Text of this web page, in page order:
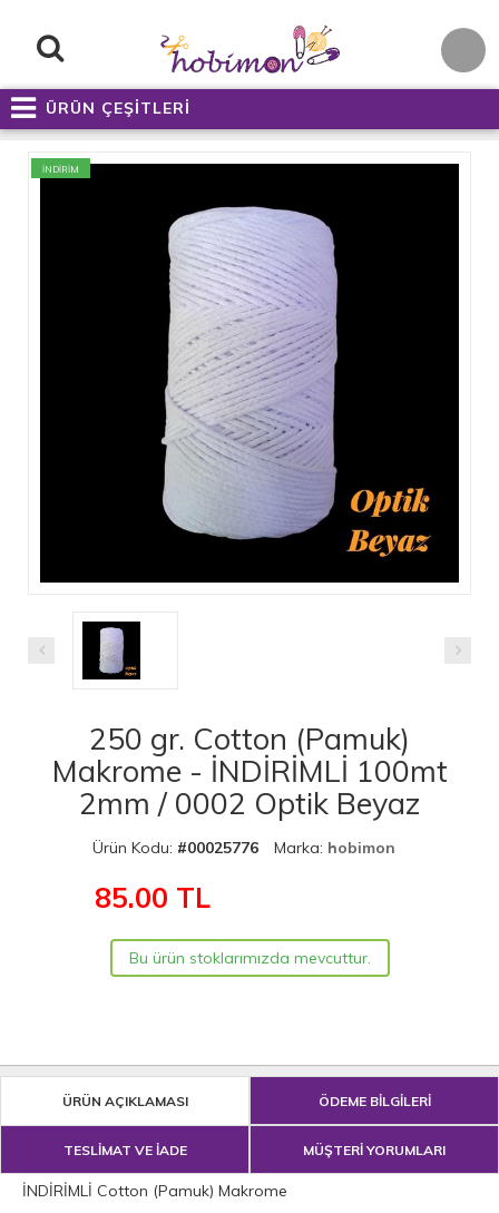
ÜRÜN ÇEŞİTLERİ
İNDİRİM
250 gr. Cotton (Pamuk)
Makrome - İNDİRİMLİ 100mt
2mm / 0002 Optik Beyaz
Ürün Kodu: #00025776 Marka: hobimon
85.00 TL
Bu ürün stoklarımızda mevcuttur.
ÜRÜN AÇIKLAMASI ÖDEME BİLGİLERİ
TESLİMAT VE İADE MÜŞTERİ YORUMLARI
İNDİRİMLİ Cotton (Pamuk) Makrome